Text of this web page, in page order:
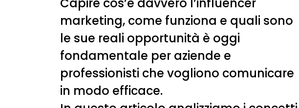
marketing, come funziona e quali sono
le sue reali opportunità è oggi
fondamentale per aziende e
professionisti che vogliono comunicare
in modo efficace.